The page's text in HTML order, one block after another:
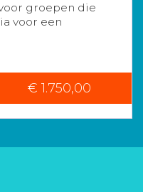
groepen die
voor een
€ 1.750,00